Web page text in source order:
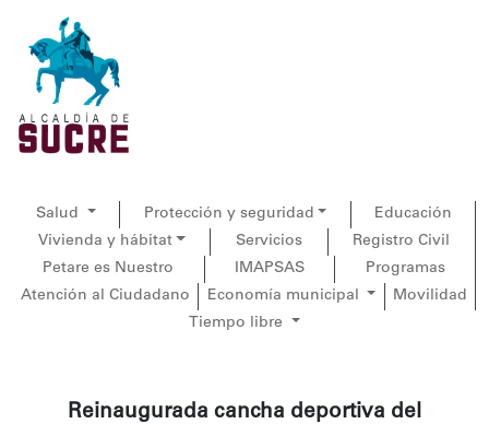
Salud Protección y seguridad
Educación
Vivienda y hábitat
Servicios
Registro Civil
Petare es Nuestro
IMAPSAS
Programas
Atención al Ciudadano
Economía municipal
Movilidad
Tiempo libre
Reinaugurada cancha deportiva del